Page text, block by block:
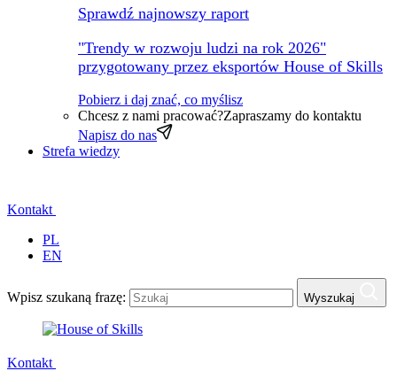
Sprawdź najnowszy raport
"Trendy w rozwoju ludzi na rok 2026"
przygotowany przez eksportów House of Skills
Pobierz i daj znać, co myślisz
Chcesz z nami pracować?Zapraszamy do kontaktu
Napisz do nas
Strefa wiedzy
Kontakt
PL
EN
Wpisz szukaną frazę: Wyszukaj
Kontakt